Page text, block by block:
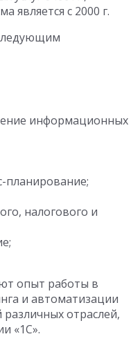
является с 2000 г.
информационных
планирование;
налогового и
опыт работы в
и автоматизации
отраслей,
«1С».